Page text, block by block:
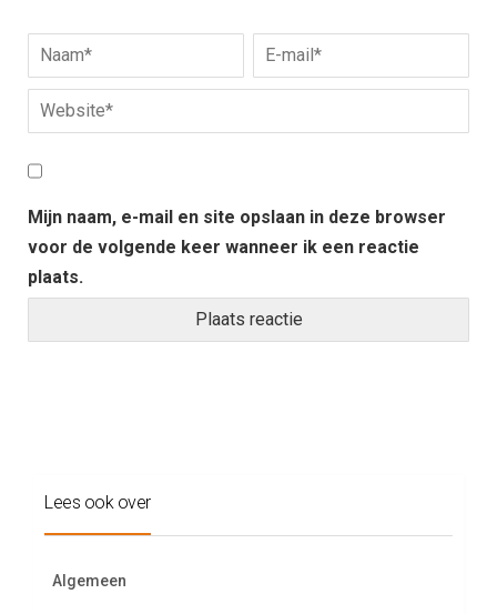
Mijn naam, e-mail en site opslaan in deze browser
voor de volgende keer wanneer ik een reactie
plaats.
Lees ook over
Algemeen